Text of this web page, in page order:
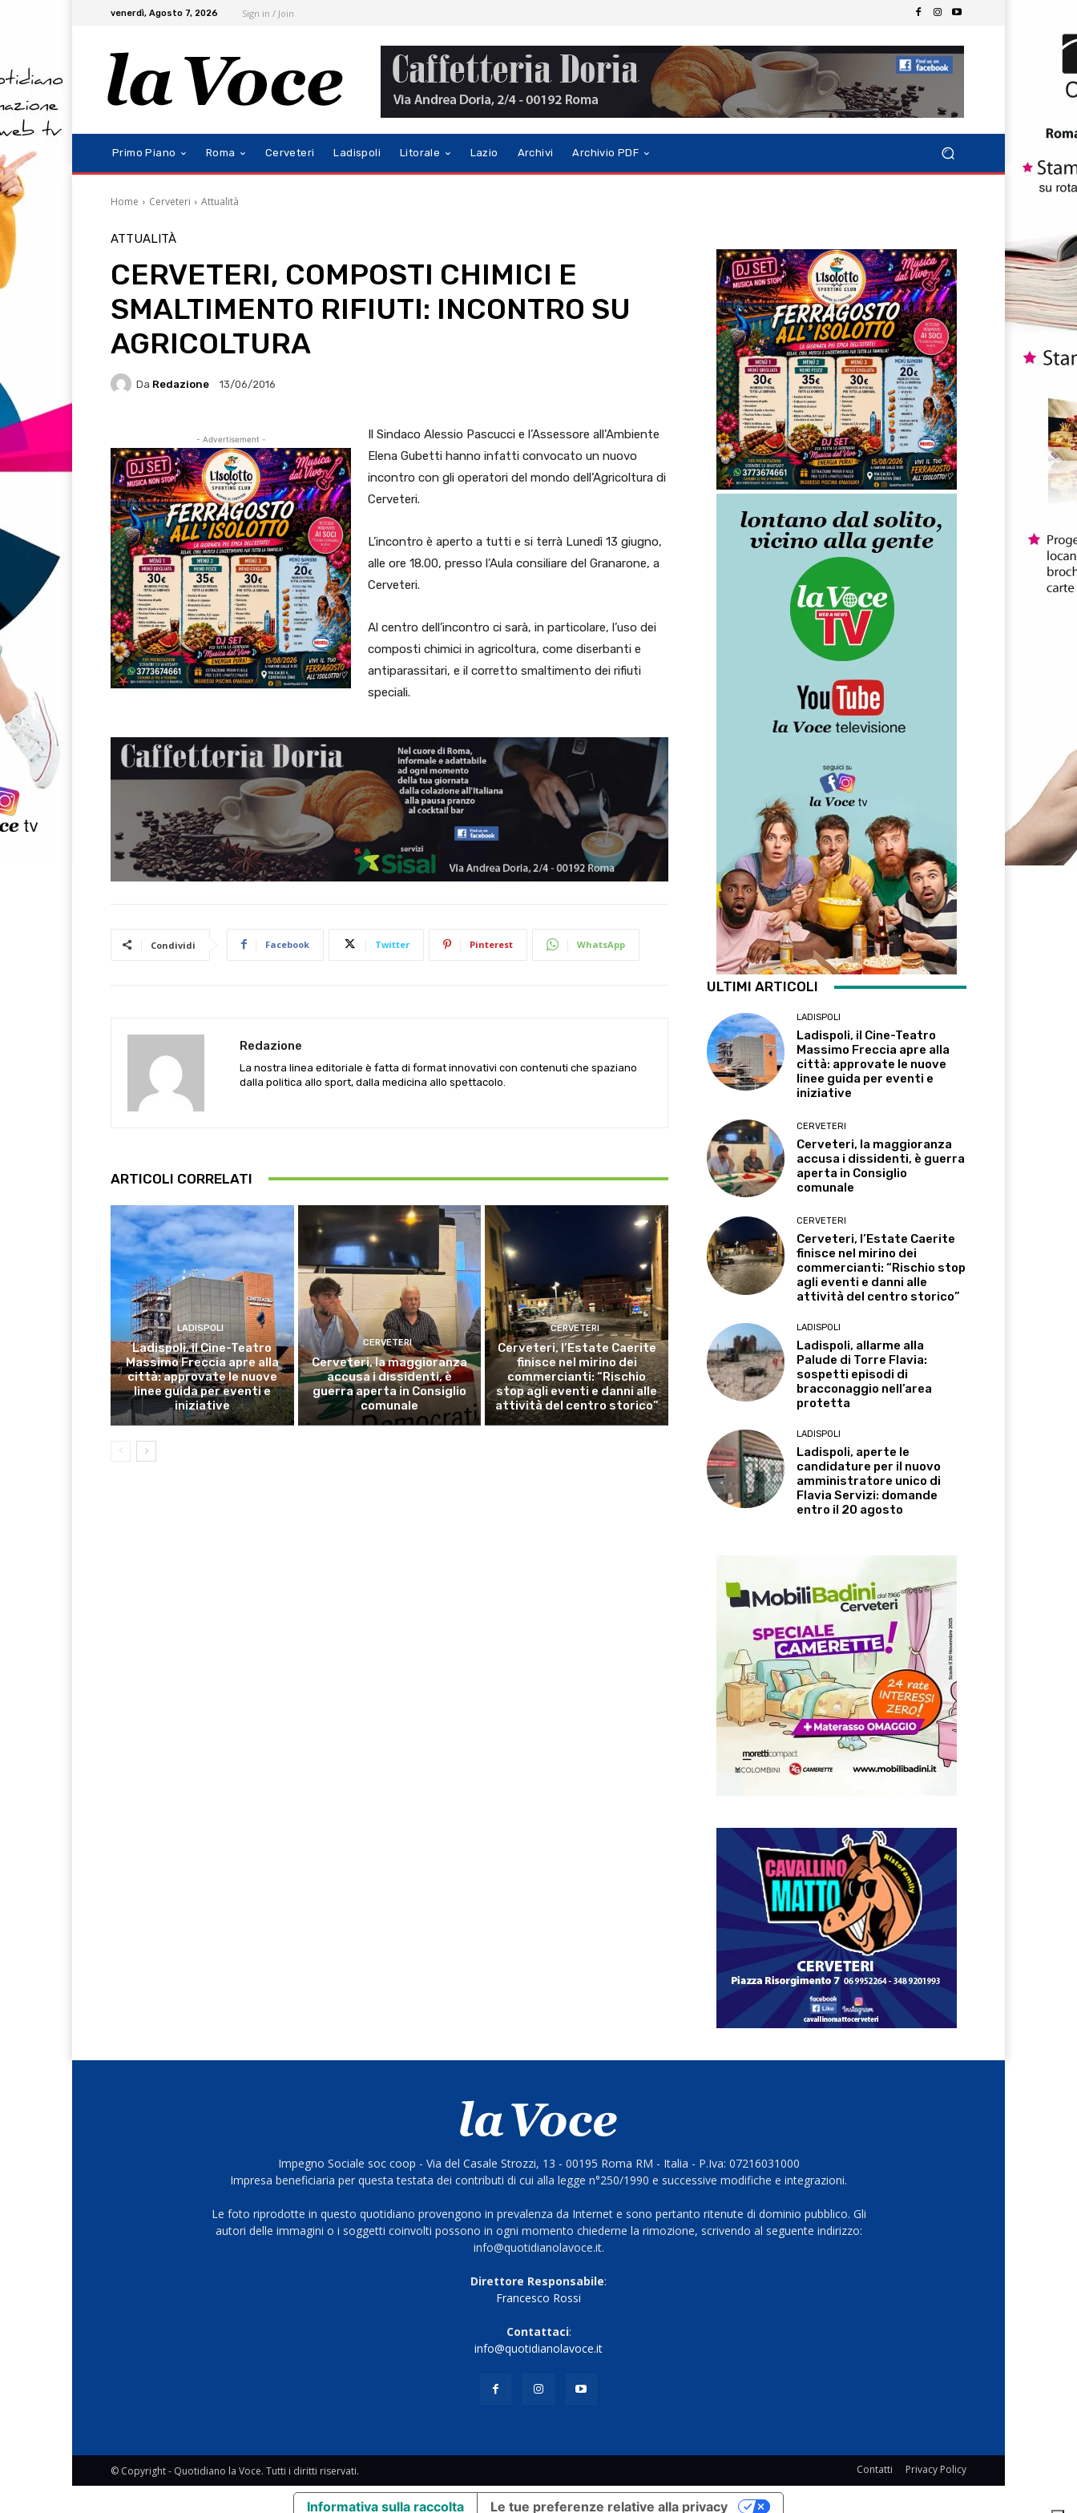
venerdì, Agosto 7, 2026 Sign in / Join
Primo Piano Roma Cerveteri Ladispoli Litorale Lazio Archivi Archivio PDF
Home Cerveteri Attualità
ATTUALITÀ
CERVETERI, COMPOSTI CHIMICI E
SMALTIMENTO RIFIUTI: INCONTRO SU
AGRICOLTURA
Da Redazione 13/06/2016
- Advertisement -
Il Sindaco Alessio Pascucci e l’Assessore all’Ambiente
Elena Gubetti hanno infatti convocato un nuovo
incontro con gli operatori del mondo dell’Agricoltura di
Cerveteri.
L’incontro è aperto a tutti e si terrà Lunedì 13 giugno,
alle ore 18.00, presso l’Aula consiliare del Granarone, a
Cerveteri.
Al centro dell’incontro ci sarà, in particolare, l’uso dei
composti chimici in agricoltura, come diserbanti e
antiparassitari, e il corretto smaltimento dei rifiuti
speciali.
Condividi Facebook Twitter Pinterest WhatsApp
Redazione
La nostra linea editoriale è fatta di format innovativi con contenuti che spaziano
dalla politica allo sport, dalla medicina allo spettacolo.
ARTICOLI CORRELATI
LADISPOLI
Ladispoli, il Cine-Teatro
Massimo Freccia apre alla
città: approvate le nuove
linee guida per eventi e
iniziative
CERVETERI
Cerveteri, la maggioranza
accusa i dissidenti, è
guerra aperta in Consiglio
comunale
CERVETERI
Cerveteri, l’Estate Caerite
finisce nel mirino dei
commercianti: “Rischio
stop agli eventi e danni alle
attività del centro storico”
ULTIMI ARTICOLI
LADISPOLI
Ladispoli, il Cine-Teatro
Massimo Freccia apre alla
città: approvate le nuove
linee guida per eventi e
iniziative
CERVETERI
Cerveteri, la maggioranza
accusa i dissidenti, è guerra
aperta in Consiglio
comunale
CERVETERI
Cerveteri, l’Estate Caerite
finisce nel mirino dei
commercianti: “Rischio stop
agli eventi e danni alle
attività del centro storico”
LADISPOLI
Ladispoli, allarme alla
Palude di Torre Flavia:
sospetti episodi di
bracconaggio nell’area
protetta
LADISPOLI
Ladispoli, aperte le
candidature per il nuovo
amministratore unico di
Flavia Servizi: domande
entro il 20 agosto
Impegno Sociale soc coop - Via del Casale Strozzi, 13 - 00195 Roma RM - Italia - P.Iva: 07216031000
Impresa beneficiaria per questa testata dei contributi di cui alla legge n°250/1990 e successive modifiche e integrazioni.
Le foto riprodotte in questo quotidiano provengono in prevalenza da Internet e sono pertanto ritenute di dominio pubblico. Gli
autori delle immagini o i soggetti coinvolti possono in ogni momento chiederne la rimozione, scrivendo al seguente indirizzo:
info@quotidianolavoce.it.
Direttore Responsabile:
Francesco Rossi
Contattaci:
info@quotidianolavoce.it
© Copyright - Quotidiano la Voce. Tutti i diritti riservati. Contatti Privacy Policy
Informativa sulla raccolta Le tue preferenze relative alla privacy